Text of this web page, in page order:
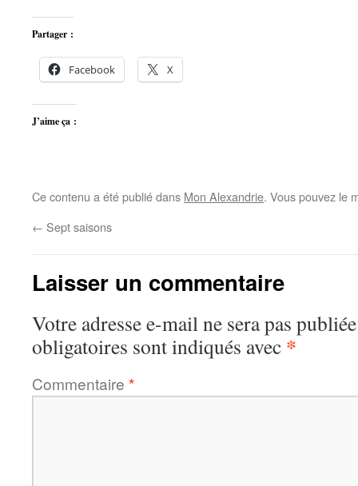
Partager :
Facebook X
J’aime ça :
Ce contenu a été publié dans Mon Alexandrie. Vous pouvez le
← Sept saisons
Laisser un commentaire
Votre adresse e-mail ne sera pas
obligatoires sont indiqués avec *
Commentaire *